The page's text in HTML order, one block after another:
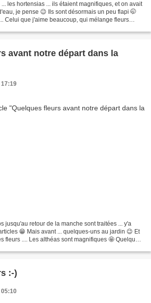
les hortensias ... ils étaient magnifiques, et on avait
je pense 😉 Ils sont désormais un peu flapi 🤭
Celui que j'aime beaucoup, qui mélange fleurs
avant notre départ dans la
17:19
jusqu'au retour de la manche sont traitées ... y'a
😁 Mais avant ... quelques-uns au jardin 😉 Et
fleurs .... Les althéas sont magnifiques 🤩 Quelques
:-)
05:10